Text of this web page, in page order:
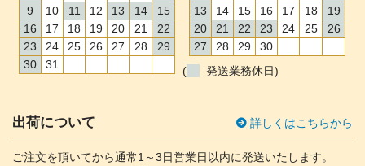
9
10 11 12 13 14
15
16
17 18 19 20 21
22
23
24 25 26 27 28
29
30
31
13
14 15 16 17 18
19
20
21 22 23 24 25
26
27
28 29
30
(
発送業務休日)
出荷について 詳しくはこちらから
ご注文を頂いてから通常1～3日営業日以内に発送いたします。